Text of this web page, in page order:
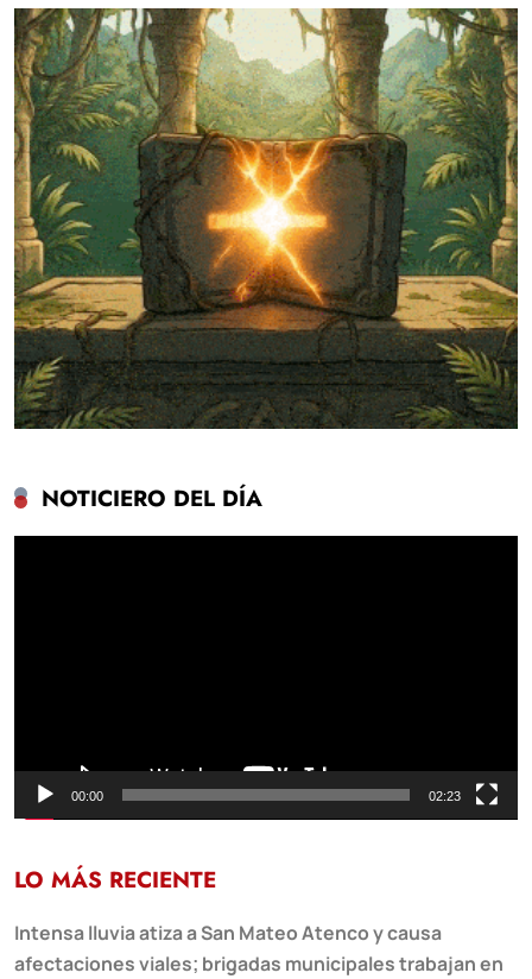
NOTICIERO DEL DÍA
00:00 02:23
LO MÁS RECIENTE
Intensa lluvia atiza a San Mateo Atenco y causa
afectaciones viales; brigadas municipales trabajan en